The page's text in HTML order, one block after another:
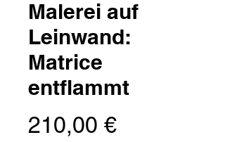
Malerei auf
Leinwand:
Matrice
entflammt
210,00 €Preis